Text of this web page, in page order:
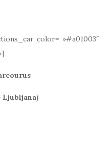
color= »#a01003″
Ljubljana)